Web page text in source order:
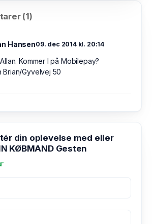
(1)
Hansen09. dec 2014 kl. 20:14
Kommer I på Mobilepay?
Brian/Gyvelvej 50
din oplevelse med eller
KØBMAND Gesten